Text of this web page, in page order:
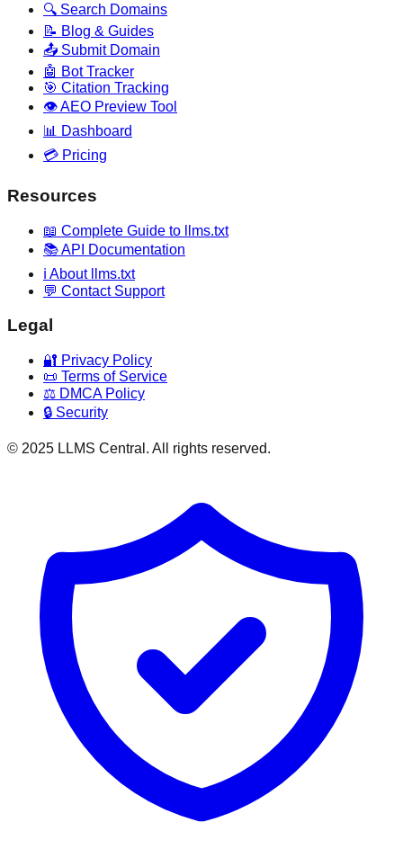
🔍 Search Domains
📝 Blog & Guides
📤 Submit Domain
🤖 Bot Tracker
🎯 Citation Tracking
👁️ AEO Preview Tool
📊 Dashboard
💳 Pricing
Resources
📖 Complete Guide to llms.txt
📚 API Documentation
ℹ️ About llms.txt
💬 Contact Support
Legal
🔐 Privacy Policy
📜 Terms of Service
⚖️ DMCA Policy
🔒 Security
© 2025 LLMS Central. All rights reserved.